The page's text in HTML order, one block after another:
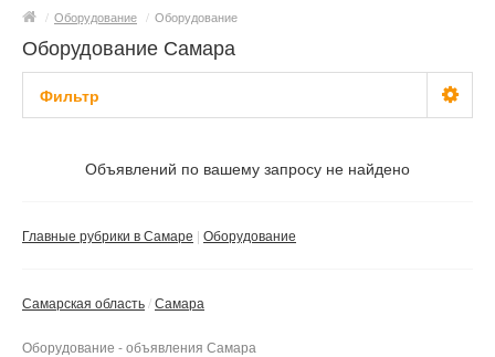
Еще
/ Оборудование / Оборудование
Оборудование Самара
Фильтр
Объявлений по вашему запросу не найдено
Главные рубрики в Самаре Оборудование
Самарская область Самара
Оборудование - объявления Самара